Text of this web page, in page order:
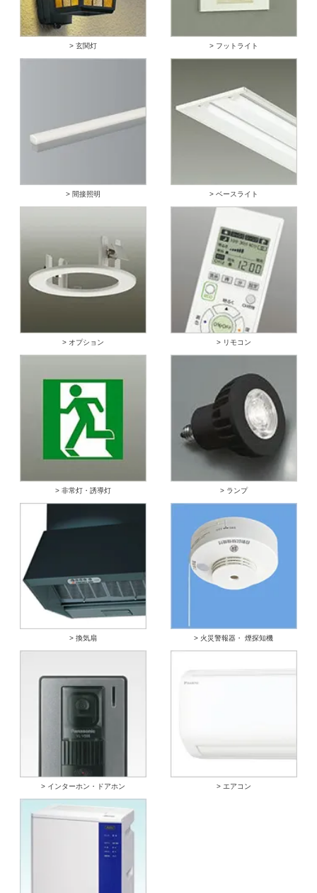
> 玄関灯 > フットライト
> 間接照明 > ベースライト
> オプション > リモコン
> 非常灯・誘導灯 > ランプ
> 換気扇 > 火災警報器・ 煙探知機
> インターホン・ドアホン > エアコン